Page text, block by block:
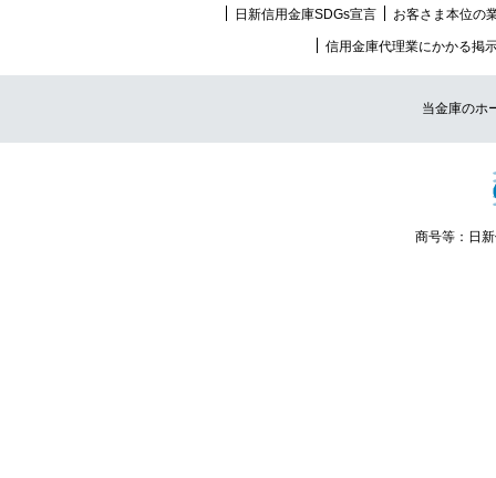
日新信用金庫SDGs宣言 お客さま本位の
信用金庫代理業にかかる掲
当金庫のホ
商号等：日